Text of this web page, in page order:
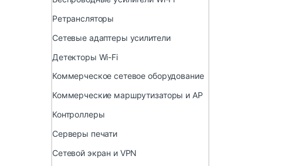
Ретрансляторы
Сетевые адаптеры усилители
Детекторы Wi-Fi
Коммерческое сетевое оборудование
Коммерческие маршрутизаторы и AP
Контроллеры
Серверы печати
Сетевой экран и VPN